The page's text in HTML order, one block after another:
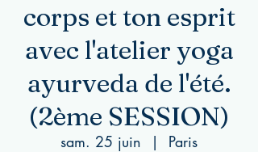
corps et ton esprit
avec l'atelier yoga
ayurveda de l'été.
(2ème SESSION)
sam. 25 juin
  |
Paris